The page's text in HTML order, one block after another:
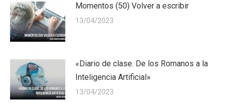
Momentos (50) Volver a escribir
13/04/2023
«Diario de clase. De los Romanos a la
Inteligencia Artificial»
13/04/2023